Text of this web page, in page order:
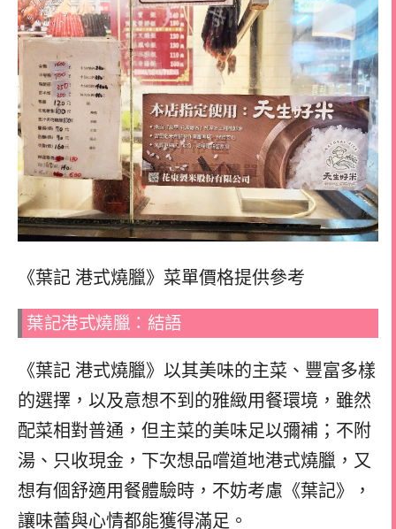
《葉記 港式燒臘》菜單價格提供參考
葉記港式燒臘：結語
《葉記 港式燒臘》以其美味的主菜、豐富多樣
的選擇，以及意想不到的雅緻用餐環境，雖然
配菜相對普通，但主菜的美味足以彌補；不附
湯、只收現金，下次想品嚐道地港式燒臘，又
想有個舒適用餐體驗時，不妨考慮《葉記》，
讓味蕾與心情都能獲得滿足。